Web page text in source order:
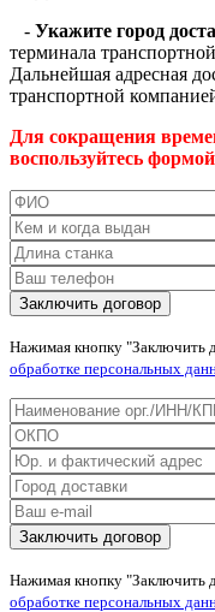
- Укажите город
терминала
Дальнейшая адресная
транспортной
Для сокращения
воспользуйтесь формой
Нажимая кнопку "Заключить
обработке персональных
Нажимая кнопку "Заключить
обработке персональных